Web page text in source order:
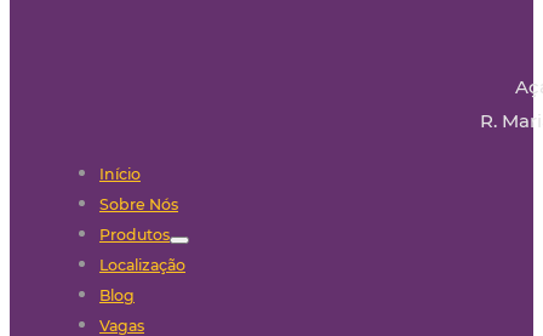
R.
Início
Sobre Nós
Produtos
Localização
Blog
Vagas